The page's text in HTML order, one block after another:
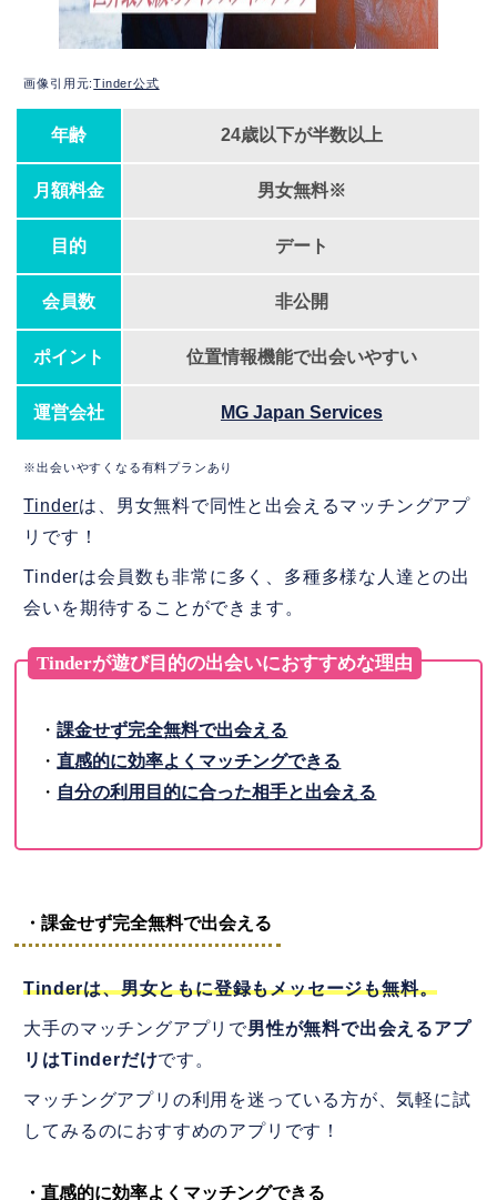
画像引用元:Tinder公式
年齢 24歳以下が半数以上
月額料金 男女無料※
目的 デート
会員数 非公開
ポイント 位置情報機能で出会いやすい
運営会社 MG Japan Services
※出会いやすくなる有料プランあり
Tinderは、男女無料で同性と出会えるマッチングアプ
リです！
Tinderは会員数も非常に多く、多種多様な人達との出
会いを期待することができます。
Tinderが遊び目的の出会いにおすすめな理由
・課金せず完全無料で出会える
・直感的に効率よくマッチングできる
・ 自分の利用目的に合った相手と出会える
・課金せず完全無料で出会える
Tinderは、男女ともに登録もメッセージも無料。
大手のマッチングアプリで男性が無料で出会えるアプ
リはTinderだけです。
マッチングアプリの利用を迷っている方が、気軽に試
してみるのにおすすめのアプリです！
・直感的に効率よくマッチングできる